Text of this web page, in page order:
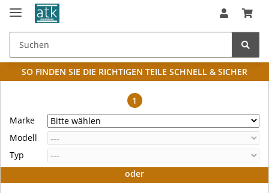
SO FINDEN SIE DIE RICHTIGEN TEILE SCHNELL & SICHER
1
Marke
Modell
Typ
oder